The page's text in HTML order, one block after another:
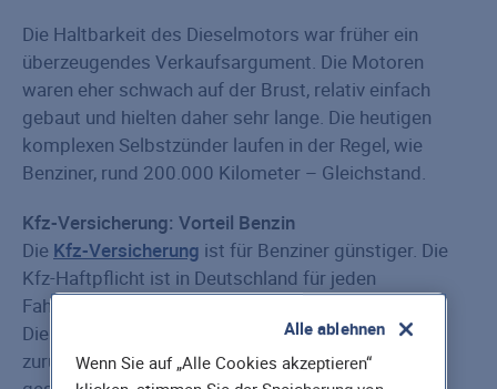
Die Haltbarkeit des Dieselmotors war früher ein
überzeugendes Verkaufsargument. Die Motoren
waren eher schwach auf der Brust, relativ einfach
gebaut und hielten daher sehr lange. Die heutigen
komplexen Selbstzünder laufen in der Regel, wie
Benziner, rund 200.000 Kilometer – Gleichstand.
Kfz-Versicherung: Vorteil Benzin
Die Kfz-Versicherung ist für Benziner günstiger. Die
Kfz-Haftpflicht ist in Deutschland für jeden
Fahrzeughalter vorgeschrieben. Da Fahrzeuge mit
Dieselmotor statistisch mehr Kilometer pro Jahr
zurücklegen, ist die Gefahr eines Unfalls statistisch
Wenn Sie auf „Alle Cookies akzeptieren“
Alle ablehnen